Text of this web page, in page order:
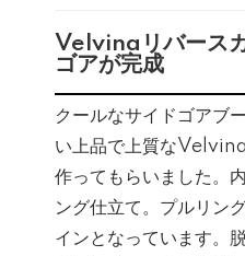
Velvinaリバース
ゴアが完成
クールなサイドゴアブ
い上品で上質な
作ってもらいました。
ング仕立て。プルリン
インとなっています。